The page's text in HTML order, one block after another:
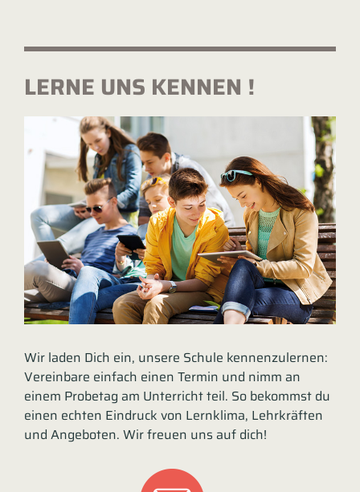
LERNE UNS KENNEN !
Wir laden Dich ein, unsere Schule kennenzulernen:
Vereinbare einfach einen Termin und nimm an
einem Probetag am Unterricht teil. So bekommst du
einen echten Eindruck von Lernklima, Lehrkräften
und Angeboten. Wir freuen uns auf dich!